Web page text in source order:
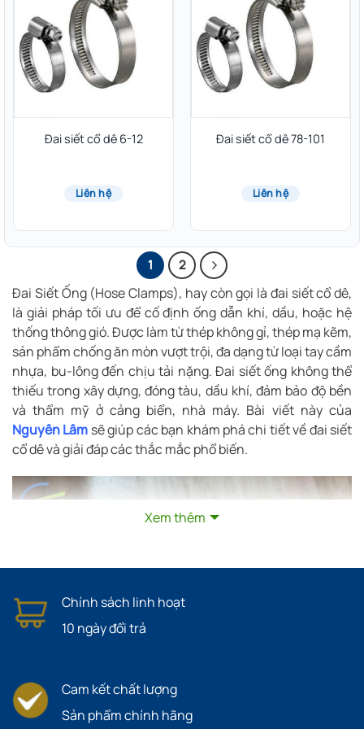
Đai siết cổ dê 6-12
Liên hệ
Đai siết cổ dê 78-101
Liên hệ
1 2
Đai Siết Ống (Hose Clamps), hay còn gọi là đai siết cổ dê,
là giải pháp tối ưu để cố định ống dẫn khí, dầu, hoặc hệ
thống thông gió. Được làm từ thép không gỉ, thép mạ kẽm,
sản phẩm chống ăn mòn vượt trội, đa dạng từ loại tay cầm
nhựa, bu-lông đến chịu tải nặng. Đai siết ống không thể
thiếu trong xây dựng, đóng tàu, dầu khí, đảm bảo độ bền
và thẩm mỹ ở cảng biển, nhà máy. Bài viết này của
Nguyên Lâm sẽ giúp các bạn khám phá chi tiết về đai siết
cổ dê và giải đáp các thắc mắc phổ biến.
Xem thêm
Chính sách linh hoạt
10 ngày đổi trả
Cam kết chất lượng
Sản phẩm chính hãng